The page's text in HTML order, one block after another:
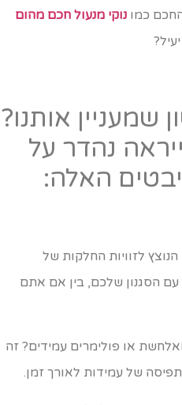
כמונוקי מנעול חכם מהום
אותנו?
נהדר על
האלה:
לזוויות החלקות של
הסגנון שלכם, בין אם אתם
או פולימרים עמידים? זה
של עמידות לאורך זמן.